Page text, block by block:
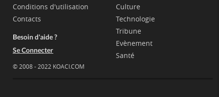
Conditions d'utilisation
Contacts
Besoin d'aide ?
Se Connecter
© 2008 - 2022 KOACI.COM
Culture
Technologie
Tribune
Evènement
Santé